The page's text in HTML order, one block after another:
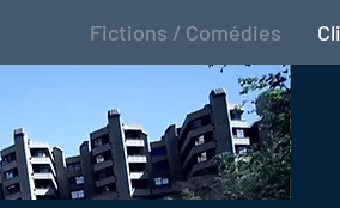
Fictions / Comédies